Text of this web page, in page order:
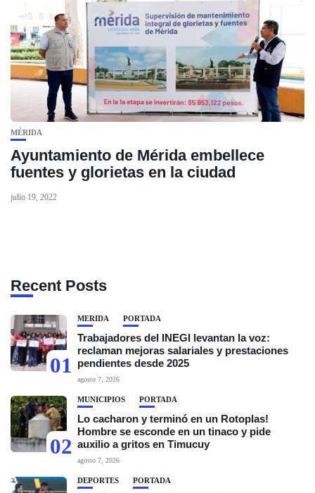
MÉRIDA
Ayuntamiento de Mérida embellece
fuentes y glorietas en la ciudad
julio 19, 2022
Recent Posts
01
MÉRIDA PORTADA
Trabajadores del INEGI levantan la voz:
reclaman mejoras salariales y prestaciones
pendientes desde 2025
agosto 7, 2026
02
MUNICIPIOS PORTADA
Lo cacharon y terminó en un Rotoplas!
Hombre se esconde en un tinaco y pide
auxilio a gritos en Timucuy
agosto 7, 2026
DEPORTES PORTADA